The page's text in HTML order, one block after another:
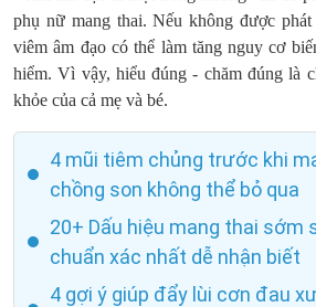
phụ nữ mang thai. Nếu không được
viêm âm đạo có thể làm tăng nguy cơ
hiểm. Vì vậy, hiểu đúng - chăm đúng là
khỏe của cả mẹ và bé.
4 mũi tiêm chủng trước khi
chồng son không thể bỏ qua
20+ Dấu hiệu mang thai sớm
chuẩn xác nhất dễ nhận biết
4 gợi ý giúp đẩy lùi cơn đau